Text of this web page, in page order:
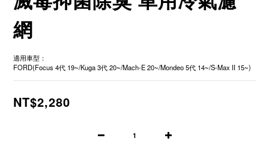
網
適用車型：
FORD(Focus 4代 19~/Kuga 3代 20~/Mach-E 20~/Mondeo 5代 14~/S-Max II 15~)
NT$2,280